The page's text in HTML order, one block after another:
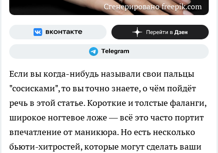
Сгенерировано freepik.com
Если вы когда-нибудь называли свои пальцы
"сосисками", то вы точно знаете, о чём пойдёт
речь в этой статье. Короткие и толстые фаланги,
широкое ногтевое ложе — всё это часто портит
впечатление от маникюра. Но есть несколько
бьюти-хитростей, которые могут сделать ваши